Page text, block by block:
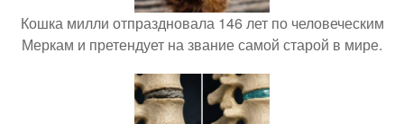
Кошка милли отпраздновала 146 лет по человеческим
Меркам и претендует на звание самой старой в мире.